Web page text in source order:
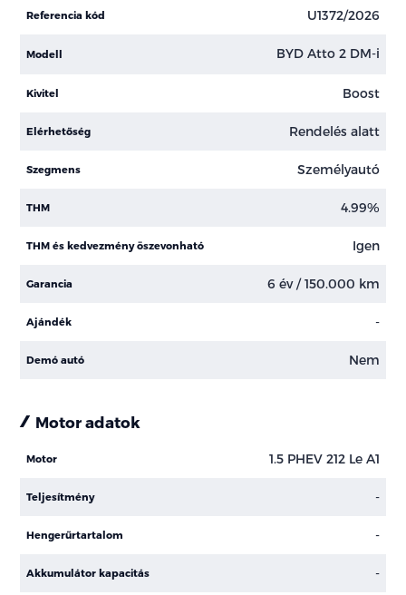
Referencia kód U1372/2026
Modell BYD Atto 2 DM-i
Kivitel Boost
Elérhetőség Rendelés alatt
Szegmens Személyautó
THM 4.99%
THM és kedvezmény öszevonható Igen
Garancia 6 év / 150.000 km
Ajándék -
Demó autó Nem
Motor adatok
Motor 1.5 PHEV 212 Le A1
Teljesítmény -
Hengerűrtartalom -
Akkumulátor kapacitás -